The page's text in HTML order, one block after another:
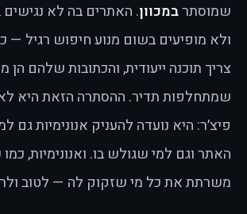
שמוסתרבמכוון. האתרים בה לא נגישים
ולא מופיעים בשום מנוע חיפוש רגיל —
צריך תוכנה ייעודית, והכתובות שלהם הן
שמתחלפות תדיר. ההסתרה הזאת היא
פיצ׳ר: היא נועדה להעניק אנונימיות
האתר וגם למי שגולש בו. ואנונימיות, כמו
משרתת את כל מי שזקוק לה — לטוב